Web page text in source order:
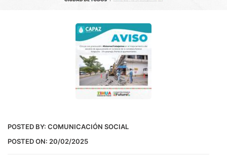
POSTED BY: COMUNICACIÓN SOCIAL
POSTED ON: 20/02/2025